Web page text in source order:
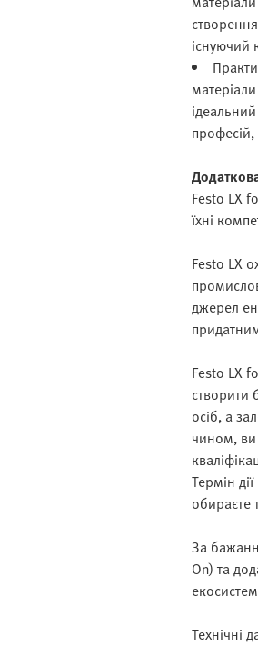
існуючий
Festo LX
їхні
Festo LX
джерел
Festo LX
створити
осіб, а
чином, ви
Термін
обираєте
За
On) та
Технічні